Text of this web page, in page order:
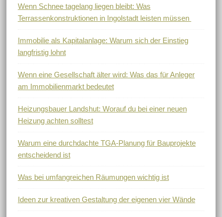
Wenn Schnee tagelang liegen bleibt: Was
Terrassenkonstruktionen in Ingolstadt leisten müssen
Immobilie als Kapitalanlage: Warum sich der Einstieg
langfristig lohnt
Wenn eine Gesellschaft älter wird: Was das für Anleger
am Immobilienmarkt bedeutet
Heizungsbauer Landshut: Worauf du bei einer neuen
Heizung achten solltest
Warum eine durchdachte TGA-Planung für Bauprojekte
entscheidend ist
Was bei umfangreichen Räumungen wichtig ist
Ideen zur kreativen Gestaltung der eigenen vier Wände